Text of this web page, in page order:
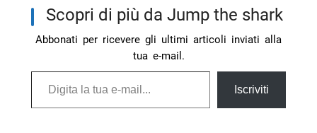
Scopri di più da Jump the shark
Abbonati per ricevere gli ultimi articoli inviati alla
tua e-mail.
Digita la tua e-mail...
Iscriviti